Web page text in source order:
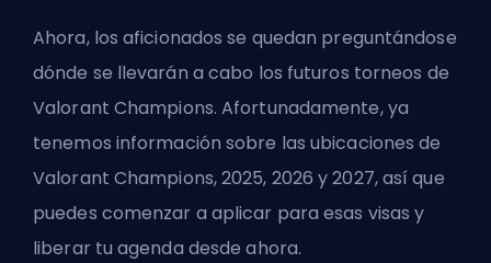
Ahora, los aficionados se quedan preguntándose
dónde se llevarán a cabo los futuros torneos de
Valorant Champions. Afortunadamente, ya
tenemos información sobre las ubicaciones de
Valorant Champions, 2025, 2026 y 2027, así que
puedes comenzar a aplicar para esas visas y
liberar tu agenda desde ahora.